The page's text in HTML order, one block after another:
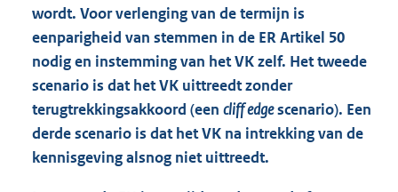
wordt. Voor verlenging van de termijn is
eenparigheid van stemmen in de ER Artikel 50
nodig en instemming van het VK zelf. Het tweede
scenario is dat het VK uittreedt zonder
terugtrekkingsakkoord (een cliff edgescenario). Een
derde scenario is dat het VK na intrekking van de
kennisgeving alsnog niet uittreedt.